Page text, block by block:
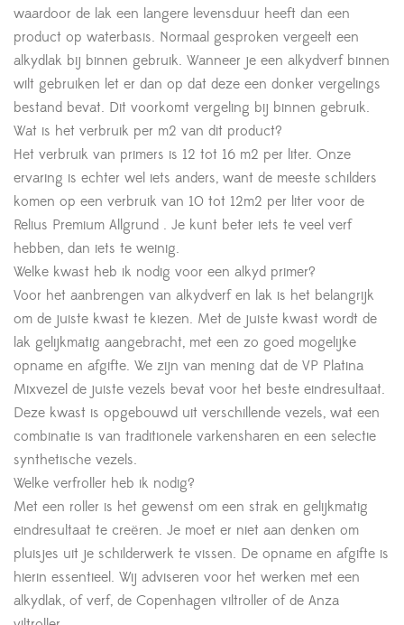
waardoor de lak een langere levensduur heeft dan een
product op waterbasis. Normaal gesproken vergeelt een
alkydlak bij binnen gebruik. Wanneer je een alkydverf binnen
wilt gebruiken let er dan op dat deze een donker vergelings
bestand bevat. Dit voorkomt vergeling bij binnen gebruik.
Wat is het verbruik per m2 van dit product?
Het verbruik van primers is 12 tot 16 m2 per liter. Onze
ervaring is echter wel iets anders, want de meeste schilders
komen op een verbruik van 10 tot 12m2 per liter voor de
Relius Premium Allgrund . Je kunt beter iets te veel verf
hebben, dan iets te weinig.
Welke kwast heb ik nodig voor een alkyd primer?
Voor het aanbrengen van alkydverf en lak is het belangrijk
om de juiste kwast te kiezen. Met de juiste kwast wordt de
lak gelijkmatig aangebracht, met een zo goed mogelijke
opname en afgifte. We zijn van mening dat de VP Platina
Mixvezel de juiste vezels bevat voor het beste eindresultaat.
Deze kwast is opgebouwd uit verschillende vezels, wat een
combinatie is van traditionele varkensharen en een selectie
synthetische vezels.
Welke verfroller heb ik nodig?
Met een roller is het gewenst om een strak en gelijkmatig
eindresultaat te creëren. Je moet er niet aan denken om
pluisjes uit je schilderwerk te vissen. De opname en afgifte is
hierin essentieel. Wij adviseren voor het werken met een
alkydlak, of verf, de Copenhagen viltroller of de Anza